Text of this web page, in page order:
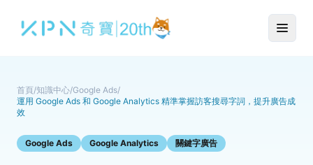
首頁/知識中心/Google Ads/
運用 Google Ads 和 Google Analytics 精準掌握訪客搜尋字詞，提升廣告成
效
Google Ads Google Analytics 關鍵字廣告